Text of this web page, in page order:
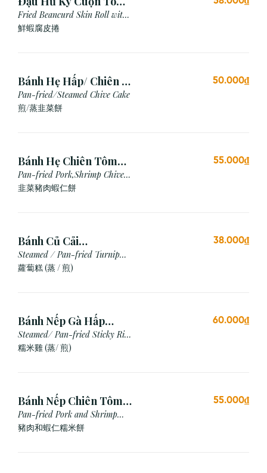
Chiên (3 cái)
Fried Beancurd Skin Roll with
Shrimp
鮮蝦腐皮捲
Bánh Hẹ Hấp/ Chiên (3
Cái)
Pan-fried/Steamed Chive Cake
煎/蒸韭菜餅
50.000₫
Bánh Hẹ Chiên Tôm
Thịt
Pan-fried Pork,Shrimp Chive
Cake
韭菜豬肉蝦仁餅
55.000₫
Bánh Củ Cải
Hấp/Chiên (3 viên)
Steamed / Pan-fried Turnip
Cake
蘿蔔糕 (蒸 / 煎)
38.000₫
Bánh Nếp Gà Hấp
/Chiên (2 cái)
Steamed/ Pan-fried Sticky Rice
Chicken
糯米雞 (蒸/ 煎)
60.000₫
Bánh Nếp Chiên Tôm
Thịt (3 Cái)
Pan-fried Pork and Shrimp
Glutinous Rice Cake
豬肉和蝦仁糯米餅
55.000₫